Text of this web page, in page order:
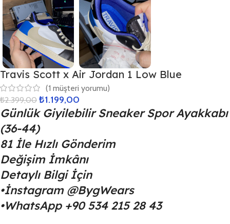
Travis Scott x Air Jordan 1 Low Blue
(1 müşteri yorumu)
₺2.399,00 ₺1.199,00
Günlük Giyilebilir Sneaker Spor Ayakkabı
(36-44)
81 İle Hızlı Gönderim
Değişim İmkânı
Detaylı Bilgi İçin
•İnstagram @BygWears
•WhatsApp ‪+90 534 215 28 43